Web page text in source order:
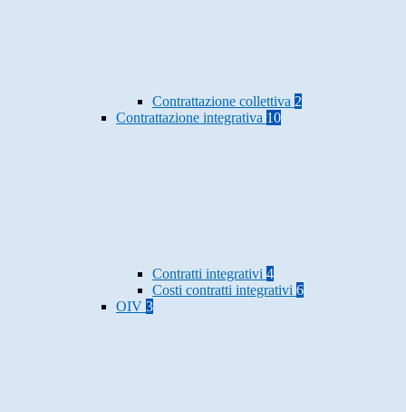
Contrattazione collettiva 2
Contrattazione integrativa 10
Contratti integrativi 4
Costi contratti integrativi 6
OIV 3